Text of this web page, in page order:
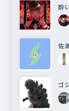
酔
佐
ゴ